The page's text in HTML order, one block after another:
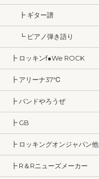
┣ ギター譜
┗ ピアノ弾き語り
┣ ロッキンf●We ROCK
┣ アリーナ37℃
┣ バンドやろうぜ
┣ GB
┣ ロッキングオンジャパン他
┣ R＆Rニューズメーカー